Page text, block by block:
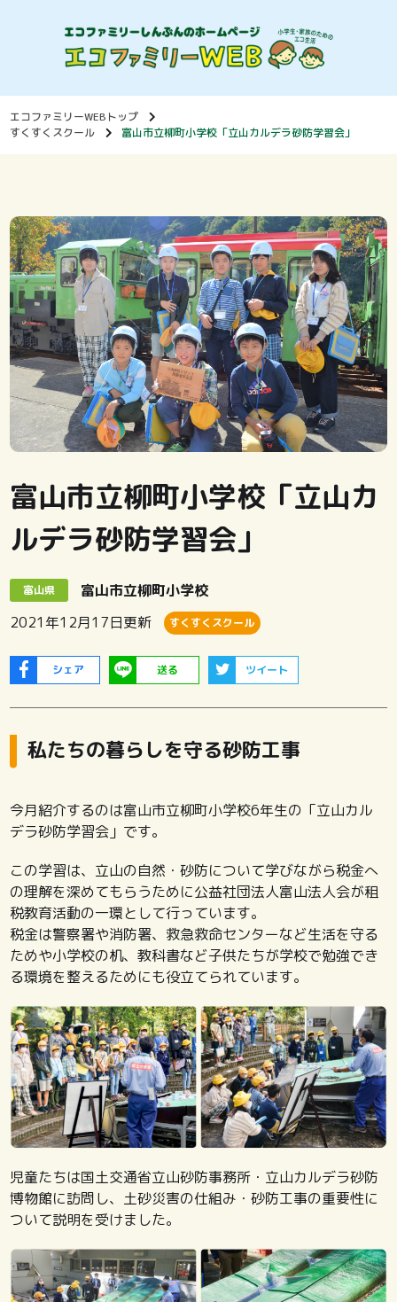
エコファミリーWEBトップ
すくすくスクール
富山市立柳町小学校「立山カルデラ砂防学習会」
富山市立柳町小学校「立山カ
ルデラ砂防学習会」
富山県
富山市立柳町小学校
2021年12月17日更新 すくすくスクール
シェア 送る ツイート
私たちの暮らしを守る砂防工事
今月紹介するのは富山市立柳町小学校6年生の「立山カル
デラ砂防学習会」です。
この学習は、立山の自然・砂防について学びながら税金へ
の理解を深めてもらうために公益社団法人富山法人会が租
税教育活動の一環として行っています。
税金は警察署や消防署、救急救命センターなど生活を守る
ためや小学校の机、教科書など子供たちが学校で勉強でき
る環境を整えるためにも役立てられています。
児童たちは国土交通省立山砂防事務所・立山カルデラ砂防
博物館に訪問し、土砂災害の仕組み・砂防工事の重要性に
ついて説明を受けました。